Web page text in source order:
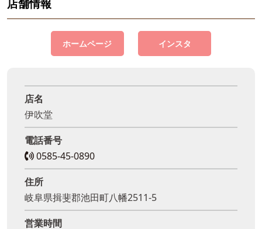
ホームページ インスタ
店名
伊吹堂
電話番号
0585-45-0890
住所
岐阜県揖斐郡池田町八幡2511-5
営業時間